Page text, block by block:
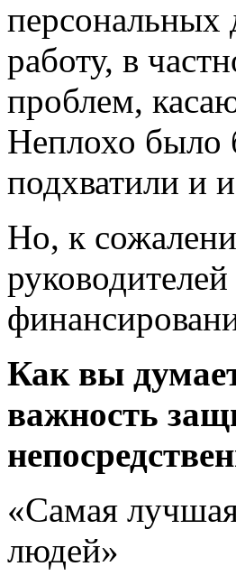
персональных
работу, в
проблем,
Неплохо было
подхватили и
Но, к
Как вы
важность
«Самая
людей»